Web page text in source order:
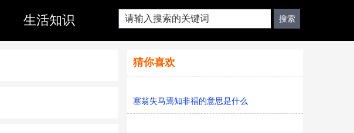
生活知识
猜你喜欢
塞翁失马焉知非福的意思是什么